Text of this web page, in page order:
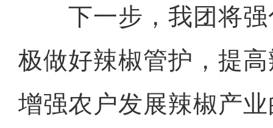
下一步，我团将强
极做好辣椒管护，提
增强农户发展辣椒产